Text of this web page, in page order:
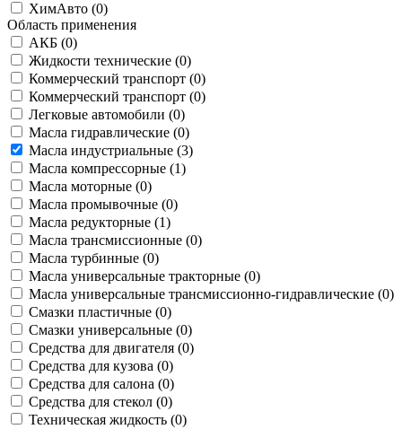
ХимАвто (0)
Область применения
АКБ (0)
Жидкости технические (0)
Коммерческий транспорт (0)
Коммерческий транспорт (0)
Легковые автомобили (0)
Масла гидравлические (0)
Масла индустриальные (3)
Масла компрессорные (1)
Масла моторные (0)
Масла промывочные (0)
Масла редукторные (1)
Масла трансмиссионные (0)
Масла турбинные (0)
Масла универсальные тракторные (0)
Масла универсальные трансмиссионно-гидравлические (0)
Смазки пластичные (0)
Смазки универсальные (0)
Средства для двигателя (0)
Средства для кузова (0)
Средства для салона (0)
Средства для стекол (0)
Техническая жидкость (0)